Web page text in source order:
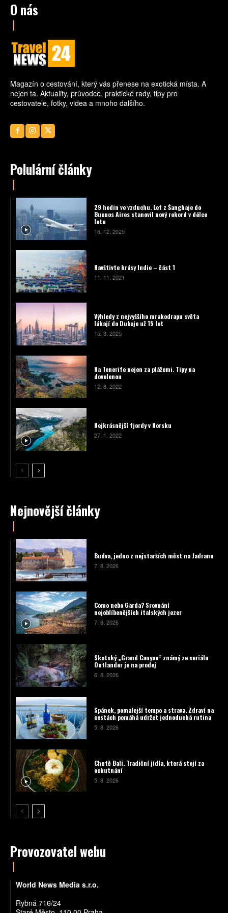
O nás
Magazín o cestování, který vás přenese na exotická místa. A
nejen ta. Aktuality, průvodce, praktické rady, tipy pro
cestovatele, fotky, videa a mnoho dalšího.
Polulární články
29 hodin ve vzduchu. Let z Šanghaje do
Buenos Aires stanovil nový rekord v délce
letu
16. 12. 2025
Navštivte krásy Indie – část 1
11. 11. 2021
Výhledy z nejvyššího mrakodrapu světa
lákají do Dubaje už 15 let
15. 3. 2025
Na Tenerife nejen za plážemi. Tipy na
dovolenou
12. 8. 2022
Nejkrásnější fjordy v Norsku
27. 1. 2022
Nejnovější články
Budva, jedno z nejstarších měst na Jadranu
7. 8. 2026
Como nebo Garda? Srovnání
nejoblíbenějších italských jezer
7. 8. 2026
Skotský „Grand Canyon“ známý ze seriálu
Outlander je na prodej
6. 8. 2026
Spánek, pomalejší tempo a strava. Zdraví na
cestách pomáhá udržet jednoduchá rutina
5. 8. 2026
Chutě Bali. Tradiční jídla, která stojí za
ochutnání
5. 8. 2026
Provozovatel webu
World News Media s.r.o.
Rybná 716/24